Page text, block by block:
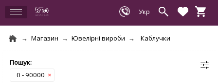
Магазин Ювелірні вироби Каблучки
0 - 90000 ×